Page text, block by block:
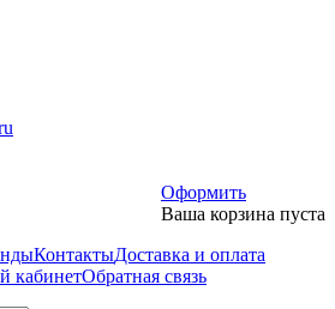
Оформить
Ваша корзина пуста
КонтактыДоставка и оплата
кабинетОбратная связь